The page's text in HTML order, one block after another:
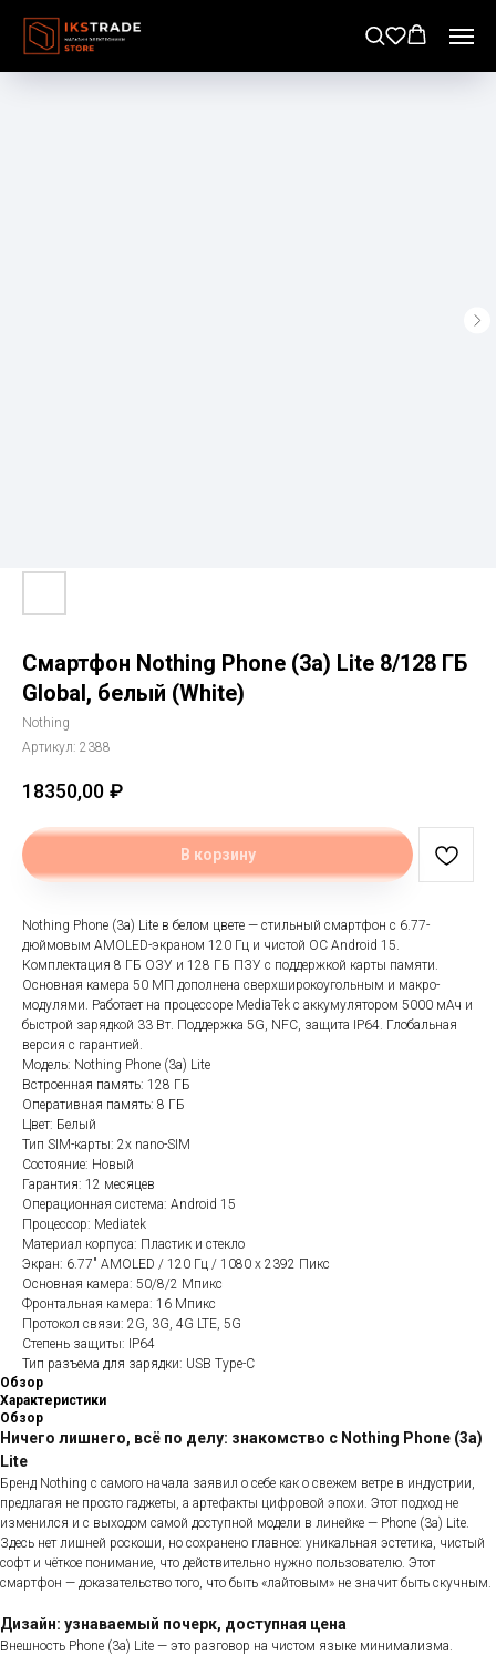
Смартфон Nothing Phone (3a) Lite 8/128 ГБ
Global, белый (White)
Nothing
Артикул: 2388
18350,00 ₽
В корзину
Nothing Phone (3a) Lite в белом цвете — стильный смартфон с 6.77-
дюймовым AMOLED-экраном 120 Гц и чистой ОС Android 15.
Комплектация 8 ГБ ОЗУ и 128 ГБ ПЗУ с поддержкой карты памяти.
Основная камера 50 МП дополнена сверхширокоугольным и макро-
модулями. Работает на процессоре MediaTek с аккумулятором 5000 мАч и
быстрой зарядкой 33 Вт. Поддержка 5G, NFC, защита IP64. Глобальная
версия с гарантией.
Модель: Nothing Phone (3a) Lite
Встроенная память: 128 ГБ
Оперативная память: 8 ГБ
Цвет: Белый
Тип SIM-карты: 2x nano-SIM
Состояние: Новый
Гарантия: 12 месяцев
Операционная система: Android 15
Процессор: Mediatek
Материал корпуса: Пластик и стекло
Экран: 6.77" AMOLED / 120 Гц / 1080 x 2392 Пикс
Основная камера: 50/8/2 Мпикс
Фронтальная камера: 16 Мпикс
Протокол связи: 2G, 3G, 4G LTE, 5G
Степень защиты: IP64
Тип разъема для зарядки: USB Type-C
Обзор
Характеристики
Обзор
Ничего лишнего, всё по делу: знакомство с Nothing Phone (3a)
Lite
Бренд Nothing с самого начала заявил о себе как о свежем ветре в индустрии,
предлагая не просто гаджеты, а артефакты цифровой эпохи. Этот подход не
изменился и с выходом самой доступной модели в линейке — Phone (3a) Lite.
Здесь нет лишней роскоши, но сохранено главное: уникальная эстетика, чистый
софт и чёткое понимание, что действительно нужно пользователю. Этот
смартфон — доказательство того, что быть «лайтовым» не значит быть скучным.
Дизайн: узнаваемый почерк, доступная цена
Внешность Phone (3a) Lite — это разговор на чистом языке минимализма.